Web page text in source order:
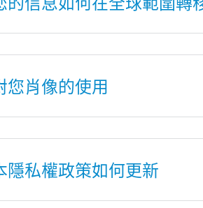
您肖像的使用
隱私權政策如何更新